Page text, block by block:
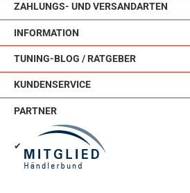
ZAHLUNGS- UND VERSANDARTEN
INFORMATION
TUNING-BLOG / RATGEBER
KUNDENSERVICE
PARTNER
✔